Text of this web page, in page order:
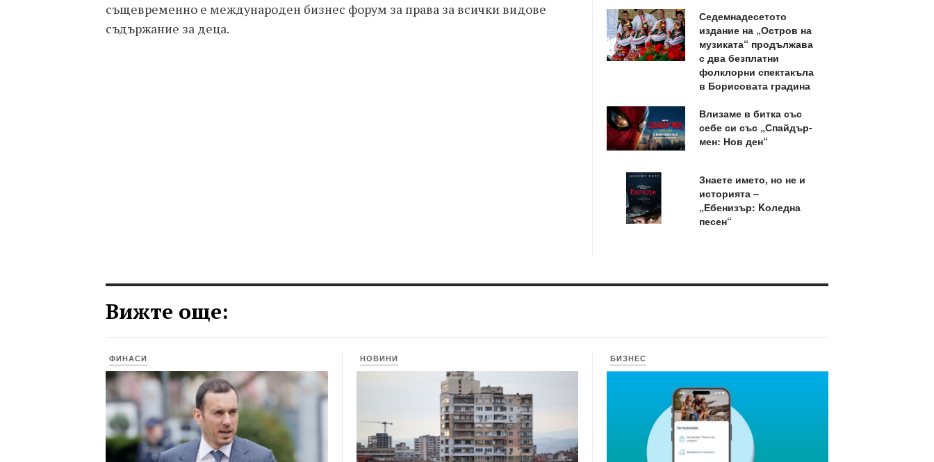
същевременно е международен бизнес форум за права за всички видове
съдържание за деца.
Седемнадесетото
издание на „Остров на
музиката“ продължава
с два безплатни
фолклорни спектакъла
в Борисовата градина
Влизаме в битка със
себе си със „Спайдър-
мен: Нов ден“
Знаете името, но не и
историята –
„Ебенизър: Kоледна
песен“
Вижте още:
ФИНАСИ НОВИНИ БИЗНЕС